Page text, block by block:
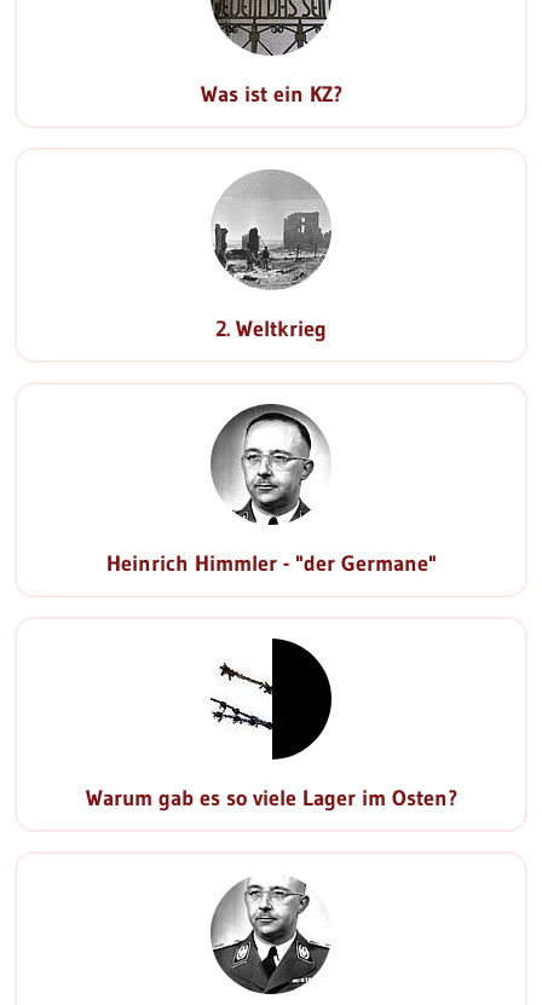
Was ist ein KZ?
2. Weltkrieg
Heinrich Himmler - "der Germane"
Warum gab es so viele Lager im Osten?